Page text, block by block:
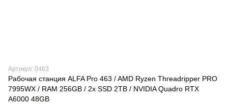
Артикул: 0463
Рабочая станция ALFA Pro 463 / AMD Ryzen Threadripper PRO
7995WX / RAM 256GB / 2х SSD 2TB / NVIDIA Quadro RTX
A6000 48GB